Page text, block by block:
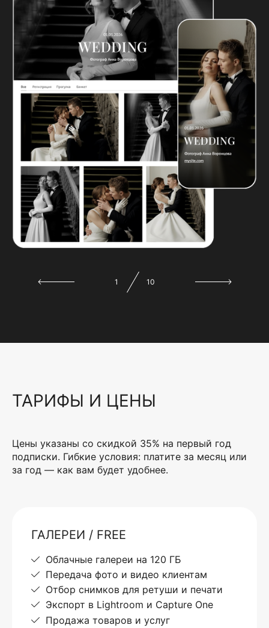
1 10
ТАРИФЫ И ЦЕНЫ
Цены указаны со скидкой 35% на первый год
подписки. Гибкие условия: платите за месяц или
за год — как вам будет удобнее.
ГАЛЕРЕИ / FREE
Облачные галереи на 120 ГБ
Передача фото и видео клиентам
Отбор снимков для ретуши и печати
Экспорт в Lightroom и Capture One
Продажа товаров и услуг